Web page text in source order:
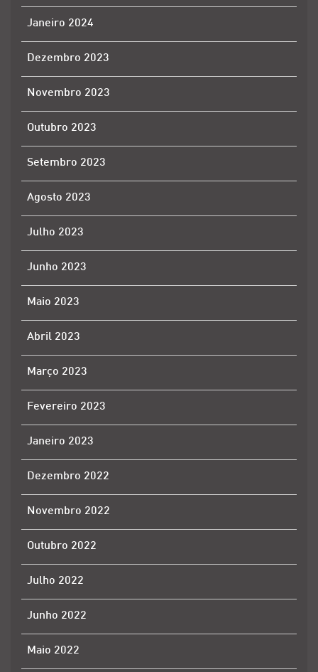
Janeiro 2024
Dezembro 2023
Novembro 2023
Outubro 2023
Setembro 2023
Agosto 2023
Julho 2023
Junho 2023
Maio 2023
Abril 2023
Março 2023
Fevereiro 2023
Janeiro 2023
Dezembro 2022
Novembro 2022
Outubro 2022
Julho 2022
Junho 2022
Maio 2022